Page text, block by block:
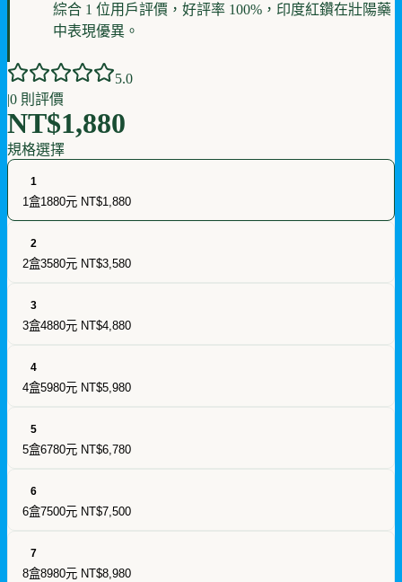
綜合 1 位用戶評價，好評率 100%，印度紅鑽在壯陽藥
中表現優異。
5.0
|0 則評價
NT$1,880
規格選擇
1
1盒1880元 NT$1,880
2
2盒3580元 NT$3,580
3
3盒4880元 NT$4,880
4
4盒5980元 NT$5,980
5
5盒6780元 NT$6,780
6
6盒7500元 NT$7,500
7
8盒8980元 NT$8,980